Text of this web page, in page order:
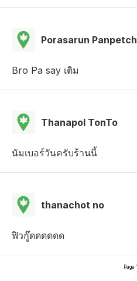
Porasarun
Bro Pa say เติม
Thanapol TonTo
นัมเบอร์วันครับร้านนี้
thanachot no
ฟิวกู๊ดดดดดด
Page